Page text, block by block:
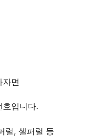
자면
호입니다.
럴, 셀퍼럴 등